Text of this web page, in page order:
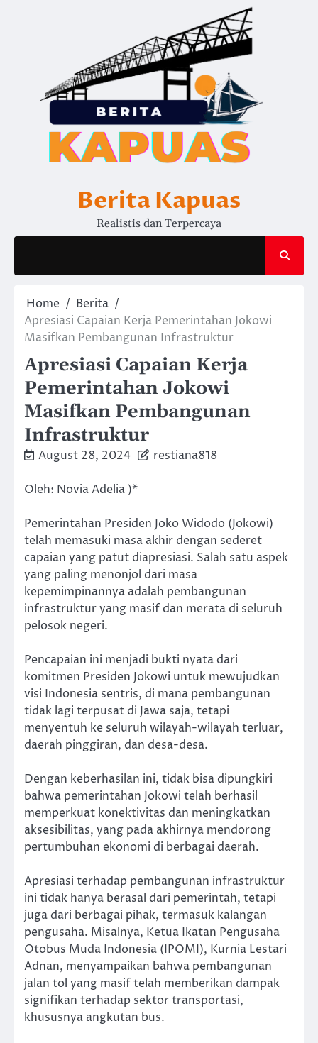
Berita Kapuas
Realistis dan Terpercaya
Home
Berita
Apresiasi Capaian Kerja Pemerintahan Jokowi
Masifkan Pembangunan Infrastruktur
Apresiasi Capaian Kerja
Pemerintahan Jokowi
Masifkan Pembangunan
Infrastruktur
August 28, 2024 restiana818
Oleh: Novia Adelia )*
Pemerintahan Presiden Joko Widodo (Jokowi)
telah memasuki masa akhir dengan sederet
capaian yang patut diapresiasi. Salah satu aspek
yang paling menonjol dari masa
kepemimpinannya adalah pembangunan
infrastruktur yang masif dan merata di seluruh
pelosok negeri.
Pencapaian ini menjadi bukti nyata dari
komitmen Presiden Jokowi untuk mewujudkan
visi Indonesia sentris, di mana pembangunan
tidak lagi terpusat di Jawa saja, tetapi
menyentuh ke seluruh wilayah-wilayah terluar,
daerah pinggiran, dan desa-desa.
Dengan keberhasilan ini, tidak bisa dipungkiri
bahwa pemerintahan Jokowi telah berhasil
memperkuat konektivitas dan meningkatkan
aksesibilitas, yang pada akhirnya mendorong
pertumbuhan ekonomi di berbagai daerah.
Apresiasi terhadap pembangunan infrastruktur
ini tidak hanya berasal dari pemerintah, tetapi
juga dari berbagai pihak, termasuk kalangan
pengusaha. Misalnya, Ketua Ikatan Pengusaha
Otobus Muda Indonesia (IPOMI), Kurnia Lestari
Adnan, menyampaikan bahwa pembangunan
jalan tol yang masif telah memberikan dampak
signifikan terhadap sektor transportasi,
khususnya angkutan bus.